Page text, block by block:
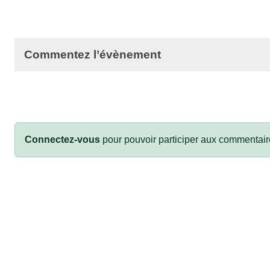
Commentez l’évènement
Connectez-vous pour pouvoir participer aux